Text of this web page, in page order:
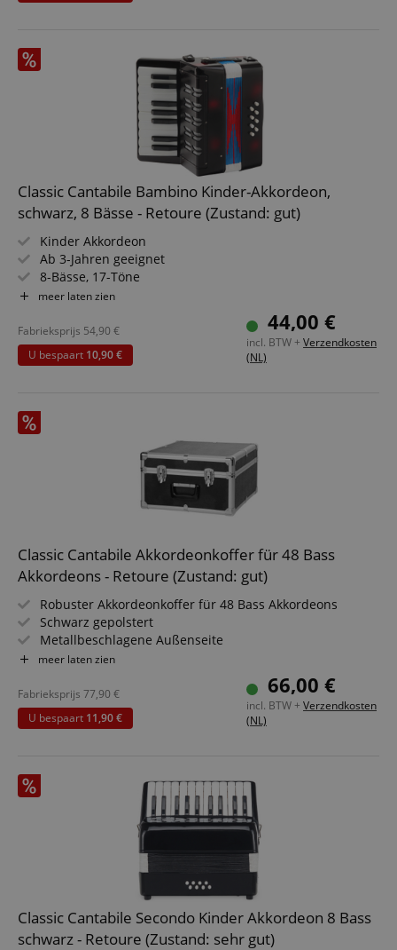
Classic Cantabile Bambino Kinder-Akkordeon,
schwarz, 8 Bässe - Retoure (Zustand: gut)
Kinder Akkordeon
Ab 3-Jahren geeignet
8-Bässe, 17-Töne
Luftventil
meer laten zien
44,00 €
incl. BTW + Verzendkosten
(NL)
Fabrieksprijs 54,90 €
U bespaart 10,90 €
Classic Cantabile Akkordeonkoffer für 48 Bass
Akkordeons - Retoure (Zustand: gut)
Robuster Akkordeonkoffer für 48 Bass Akkordeons
Schwarz gepolstert
Metallbeschlagene Außenseite
Tragegriff, jeweils 4 Standfüße auf der Unterseite und
Abschließbar (Schlüssel im Lieferumfang enthalten)
meer laten zien
66,00 €
incl. BTW + Verzendkosten
(NL)
Fabrieksprijs 77,90 €
U bespaart 11,90 €
Classic Cantabile Secondo Kinder Akkordeon 8 Bass
schwarz - Retoure (Zustand: sehr gut)